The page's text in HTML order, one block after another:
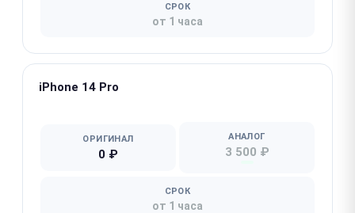
СРОК
от 1 часа
iPhone 14 Pro
ОРИГИНАЛ
0 ₽
АНАЛОГ
3 500 ₽
СРОК
от 1 часа